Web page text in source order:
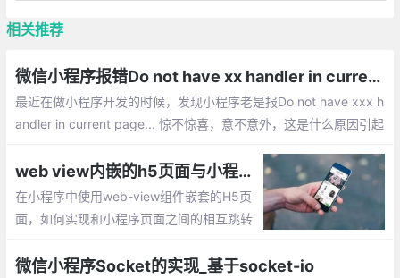
相关推荐
微信小程序报错Do not have xx handler in current page的解决方法总汇
最近在做小程序开发的时候，发现小程序老是报Do not have xxx h
andler in current page... 惊不惊喜，意不意外，这是什么原因引起
web view内嵌的h5页面与小程序直接相互跳转的实现
在小程序中使用web-view组件嵌套的H5页
面，如何实现和小程序页面之间的相互跳转
帮助到您
微信小程序Socket的实现_基于socket-io